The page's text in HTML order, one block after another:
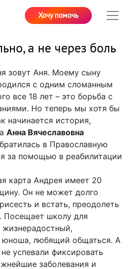
Хочу помочь
а не через боль
зовут Аня. Моему сыну
с одним сломанным
все 18 лет – это борьба с
Но теперь мы хотя бы
начинается история,
Анна Вячеславовна
в Православную
за помощью в реабилитации
карта Андрея имеет 20
Он не может долго
и встать, преодолеть
Посещает школу для
юноша, любящий общаться. А
успевали фиксировать
заболевания и